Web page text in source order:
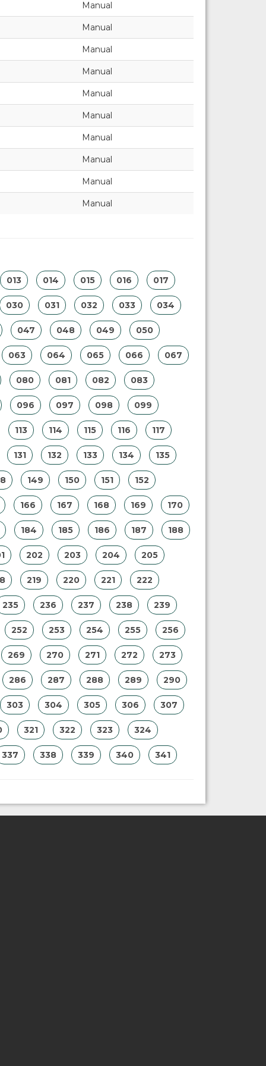
Manual
Manual
Manual
Manual
Manual
Manual
Manual
Manual
Manual
Manual
013 014 015 016 017
030 031 032 033 034
047 048 049 050
063 064 065 066 067
080 081 082 083
096 097 098 099
113 114 115 116 117
131 132 133 134 135
149 150 151 152
166 167 168 169 170
184 185 186 187 188
202 203 204 205
219 220 221 222
235 236 237 238 239
252 253 254 255 256
269 270 271 272 273
286 287 288 289 290
303 304 305 306 307
321 322 323 324
337 338 339 340 341